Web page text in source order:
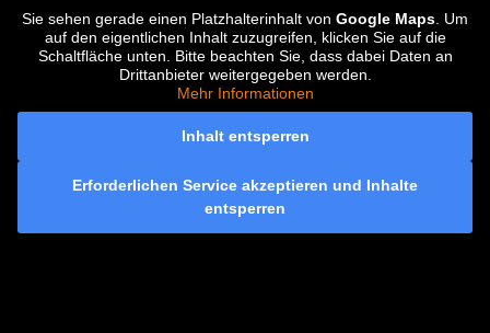
Sie sehen gerade einen Platzhalterinhalt von Google Maps . Um
auf den eigentlichen Inhalt zuzugreifen, klicken Sie auf die
Schaltfläche unten. Bitte beachten Sie, dass dabei Daten an
Drittanbieter weitergegeben werden.
Mehr Informationen
Inhalt entsperren
Erforderlichen Service akzeptieren und Inhalte
entsperren